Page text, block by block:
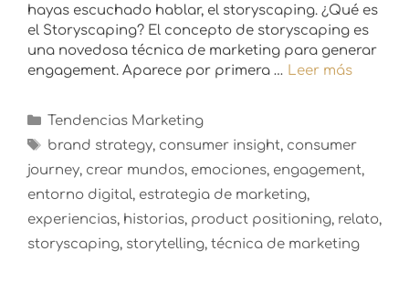
hayas escuchado hablar, el storyscaping. ¿Qué es
el Storyscaping? El concepto de storyscaping es
una novedosa técnica de marketing para generar
engagement. Aparece por primera … Leer más
Tendencias Marketing
brand strategy, consumer insight, consumer
journey, crear mundos, emociones, engagement,
entorno digital, estrategia de marketing,
experiencias, historias, product positioning, relato,
storyscaping, storytelling, técnica de marketing